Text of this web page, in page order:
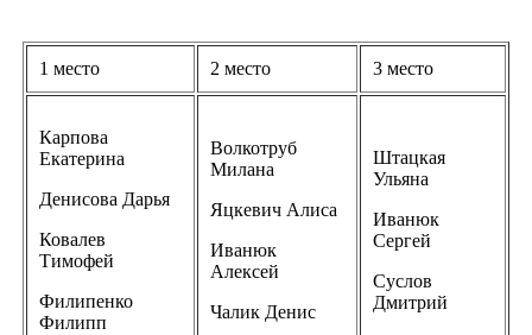
1 место 2 место 3 место
Карпова
Екатерина
Денисова Дарья
Ковалев
Тимофей
Филипенко
Филипп
Волкотруб
Милана
Яцкевич Алиса
Иванюк
Алексей
Чалик Денис
Штацкая
Ульяна
Иванюк
Сергей
Суслов
Дмитрий